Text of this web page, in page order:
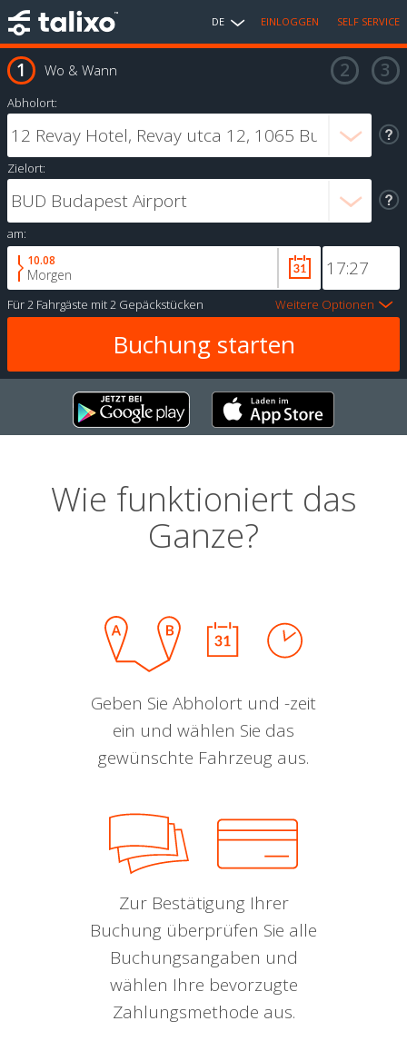
DE EINLOGGEN SELF SERVICE
Wo & Wann
Abholort:
Zielort:
am:
10.08
Morgen
Für2 Fahrgäste mit2 Gepäckstücken Weitere Optionen
Wie funktioniert das
Ganze?
Geben Sie Abholort und -zeit
ein und wählen Sie das
gewünschte Fahrzeug aus.
Zur Bestätigung Ihrer
Buchung überprüfen Sie alle
Buchungsangaben und
wählen Ihre bevorzugte
Zahlungsmethode aus.